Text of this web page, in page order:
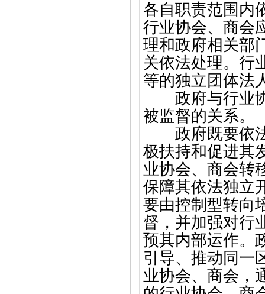
各自职责范围内
行业协会、商会
理和政府相关部
关依法处理。行
等的独立团体法
政府与行业协
被监督的关系。
政府既要依法
极扶持和促进其
业协会、商会转
保障其依法独立
要由控制型转向
督，并加强对行
预其内部运作。
引导、推动同一
业协会、商会，